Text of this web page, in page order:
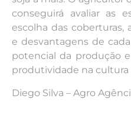
conseguirá avaliar as
escolha das coberturas,
e desvantagens de
potencial da produção
produtividade na cultura
Diego Silva – Agro